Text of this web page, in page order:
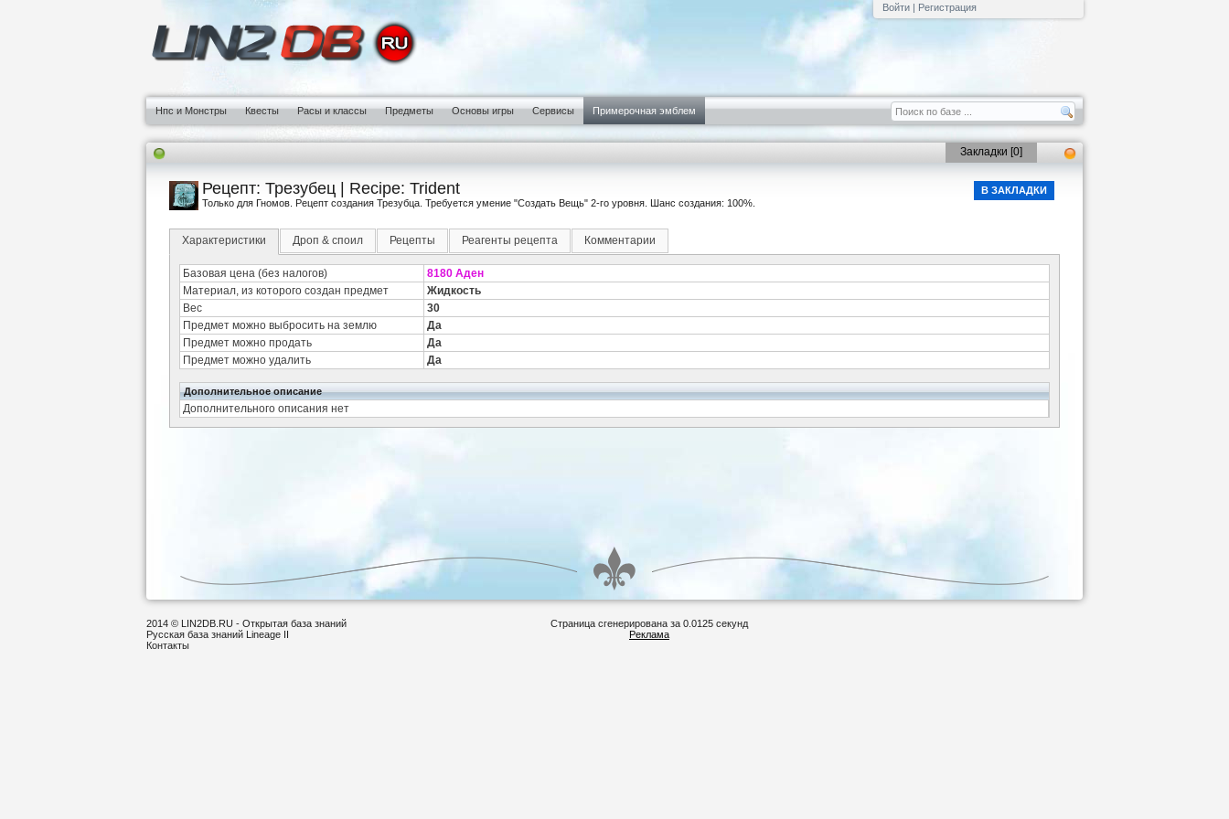
Войти | Регистрация
Нпс и Монстры Квесты Расы и классы Предметы Основы игры Сервисы Примерочная эмблем
Закладки [0]
Рецепт: Трезубец | Recipe: Trident
Только для Гномов. Рецепт создания Трезубца. Требуется умение "Создать Вещь" 2-го уровня. Шанс создания: 100%.
В ЗАКЛАДКИ
Характеристики Дроп & споил Рецепты Реагенты рецепта Комментарии
Базовая цена (без налогов)
8180 Аден
Материал, из которого создан предмет
Жидкость
Вес
30
Предмет можно выбросить на землю
Да
Предмет можно продать
Да
Предмет можно удалить
Да
Дополнительное описание
Дополнительного описания нет
2014 © LIN2DB.RU - Открытая база знаний
Русская база знаний Lineage II
Контакты
Страница сгенерирована за 0.0125 секунд
Реклама